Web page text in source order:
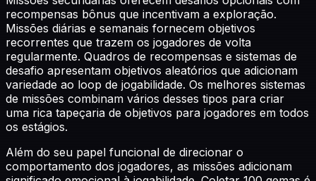
recompensas bônus que incentivam a exploração.
Missões diárias e semanais fornecem objetivos
recorrentes que trazem os jogadores de volta
regularmente. Quadros de recompensas e sistemas de
desafio apresentam objetivos aleatórios que adicionam
variedade ao loop de jogabilidade. Os melhores sistemas
de missões combinam vários desses tipos para criar
uma rica tapeçaria de objetivos para jogadores em todos
os estágios.
Além do seu papel funcional de direcionar o
comportamento dos jogadores, as missões adicionam